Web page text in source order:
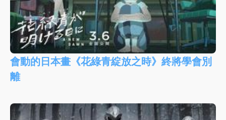
會動的日本畫《花綠青綻放之時》終將學會別
離